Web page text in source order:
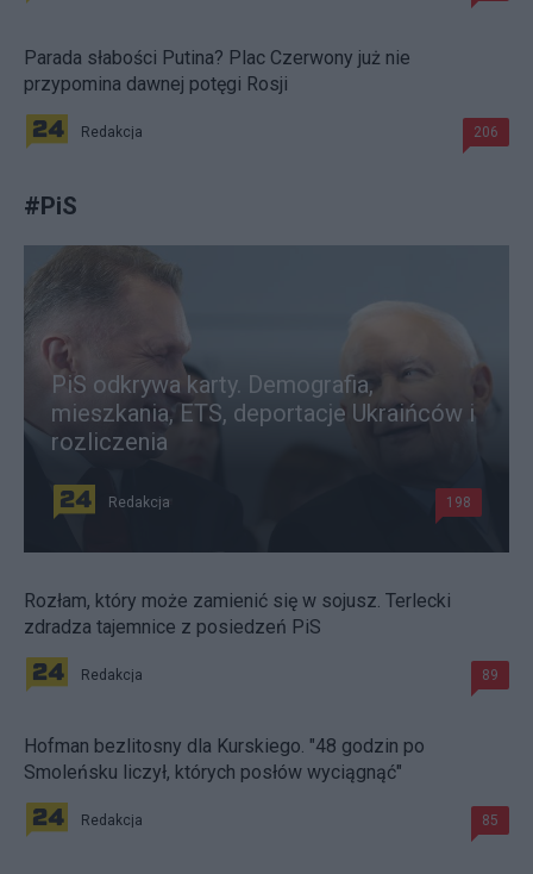
Parada słabości Putina? Plac Czerwony już nie
przypomina dawnej potęgi Rosji
Redakcja 206
#PiS
PiS odkrywa karty. Demografia,
mieszkania, ETS, deportacje Ukraińców i
rozliczenia
Redakcja 198
Rozłam, który może zamienić się w sojusz. Terlecki
zdradza tajemnice z posiedzeń PiS
Redakcja 89
Hofman bezlitosny dla Kurskiego. "48 godzin po
Smoleńsku liczył, których posłów wyciągnąć"
Redakcja 85